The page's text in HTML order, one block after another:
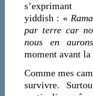
yiddish : «
par terre car
nous en
moment avant la
Comme mes
survivre.